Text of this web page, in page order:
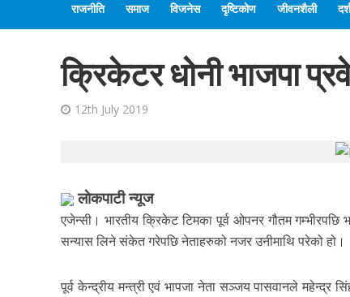
राजनीति समाज विजनेस दृष्टिकोण जीवनशैली
क्रिकेटर धोनी भाजपा
12th July 2019
लाेकपाटी न्यूज
एजेन्सी। भारतीय क्रिकेट टिमका पूर्व ओपनर गौतम गम्भीरपछि
सन्यास लिने संकेत गरेपछि नेताहरुको नजर उनीमाथि परेको हो।
पूर्व केन्द्रीय मन्त्री एवं भापजा नेता सञ्जय पासवानले महेन्द्र